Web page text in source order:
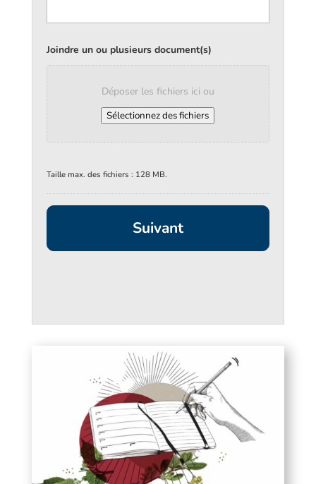
Joindre un ou plusieurs document(s)
Déposer les fichiers ici ou
Sélectionnez des fichiers
Taille max. des fichiers : 128 MB.